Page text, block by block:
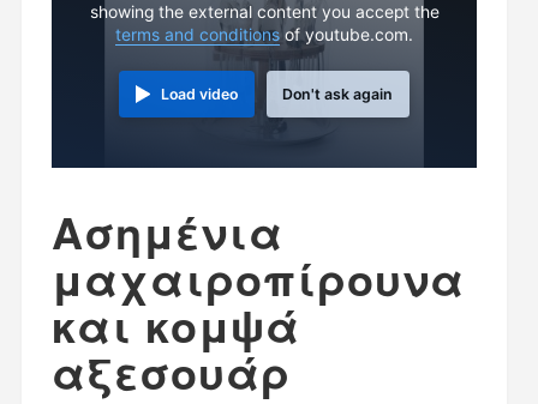
showing the external content you accept the
terms and conditionsof youtube.com.
Load video Don't ask again
Ασημένια
μαχαιροπίρουνα
και κομψά
αξεσουάρ